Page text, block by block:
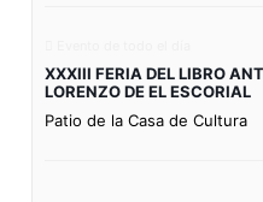
XXXIII FERIA DEL LIBRO
LORENZO DE EL ESCORIAL
Patio de la Casa de Cultura